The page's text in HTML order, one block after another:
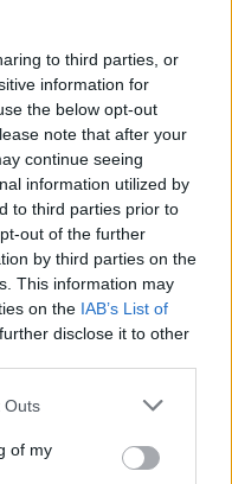
to third parties, or
information for
the below opt-out
note that after your
continue seeing
information utilized by
to third parties prior to
out of the further
by third parties on the
This information may
on the IAB’s List of
disclose it to other
one or more Google
You may click to
its third-party tags to
Outs
of my
Hungary – a